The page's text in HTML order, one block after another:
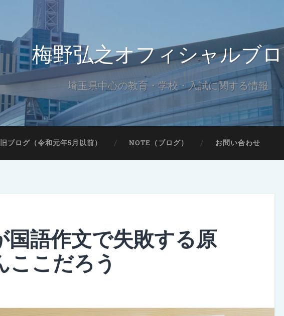
梅野弘之オフィシャルブ
埼玉県中心の教育・学校・入試に関する情報
旧ブログ（令和元年5月以前） NOTE（ブログ） お問い合わせ
国語作文で失敗する原
ここだろう